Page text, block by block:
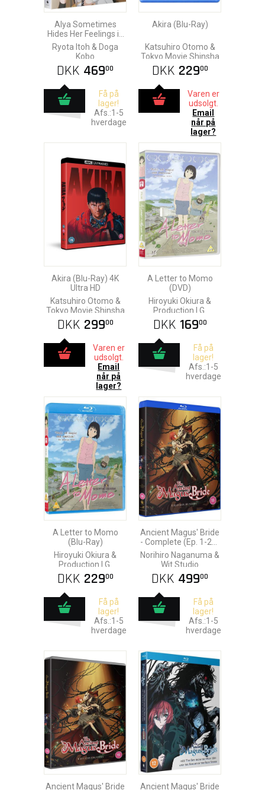
Alya Sometimes
Hides Her Feelings in
Russian - Season 1
(Ep. 1-12) Blu-Ray
Ryota Itoh & Doga
Kobo
DKK 46900
Få på
lager!
Afs.:1-5
hverdage
Akira (Blu-Ray)
Katsuhiro Otomo &
Tokyo Movie Shinsha
DKK 22900
Varen er
udsolgt.
Email
når på
lager?
Akira (Blu-Ray) 4K
Ultra HD
Katsuhiro Otomo &
Tokyo Movie Shinsha
DKK 29900
Varen er
udsolgt.
Email
når på
lager?
A Letter to Momo
(DVD)
Hiroyuki Okiura &
Production I.G.
DKK 16900
Få på
lager!
Afs.:1-5
hverdage
A Letter to Momo
(Blu-Ray)
Hiroyuki Okiura &
Production I.G.
DKK 22900
Få på
lager!
Afs.:1-5
hverdage
Ancient Magus' Bride
- Complete (Ep. 1-24)
Blu-Ray
Norihiro Naganuma &
Wit Studio
DKK 49900
Få på
lager!
Afs.:1-5
hverdage
Ancient Magus' Bride
Ancient Magus' Bride